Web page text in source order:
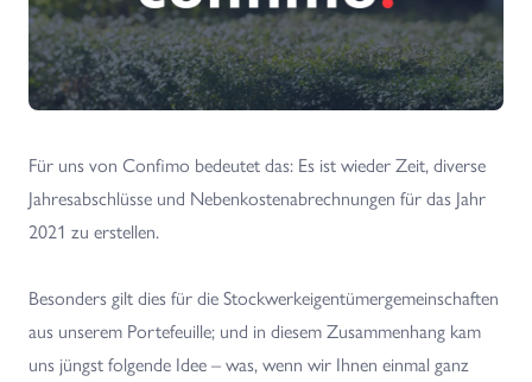
Für uns von Confimo bedeutet das: Es ist wieder Zeit, diverse
Jahresabschlüsse und Nebenkostenabrechnungen für das Jahr
2021 zu erstellen.
Besonders gilt dies für die Stockwerkeigentümergemeinschaften
aus unserem Portefeuille; und in diesem Zusammenhang kam
uns jüngst folgende Idee – was, wenn wir Ihnen einmal ganz